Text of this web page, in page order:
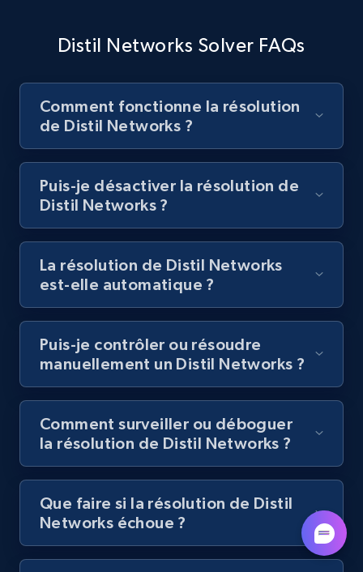
Distil Networks Solver FAQs
Comment fonctionne la résolution
de Distil Networks ?
Puis-je désactiver la résolution de
Distil Networks ?
La résolution de Distil Networks
est-elle automatique ?
Puis-je contrôler ou résoudre
manuellement un Distil Networks ?
Comment surveiller ou déboguer
la résolution de Distil Networks ?
Que faire si la résolution de Distil
Networks échoue ?